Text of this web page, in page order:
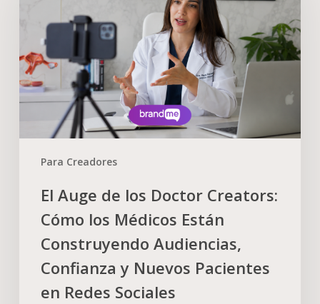
Para Creadores
El Auge de los Doctor Creators:
Cómo los Médicos Están
Construyendo Audiencias,
Confianza y Nuevos Pacientes
en Redes Sociales